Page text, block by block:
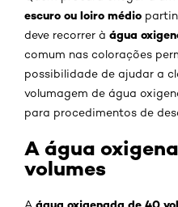
escuro ou loiro médio
deve recorrer à água
comum nas colorações
possibilidade de ajudar a
volumagem de água
para procedimentos de
A água
volumes